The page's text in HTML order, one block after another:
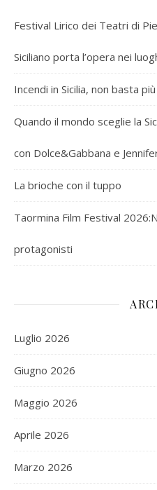
Festival Lirico dei Teatri di
Siciliano porta l’opera nei
Incendi in Sicilia, non basta
Quando il mondo sceglie la
con Dolce&Gabbana e
La brioche con il tuppo
Taormina Film Festival
protagonisti
Luglio 2026
Giugno 2026
Maggio 2026
Aprile 2026
Marzo 2026